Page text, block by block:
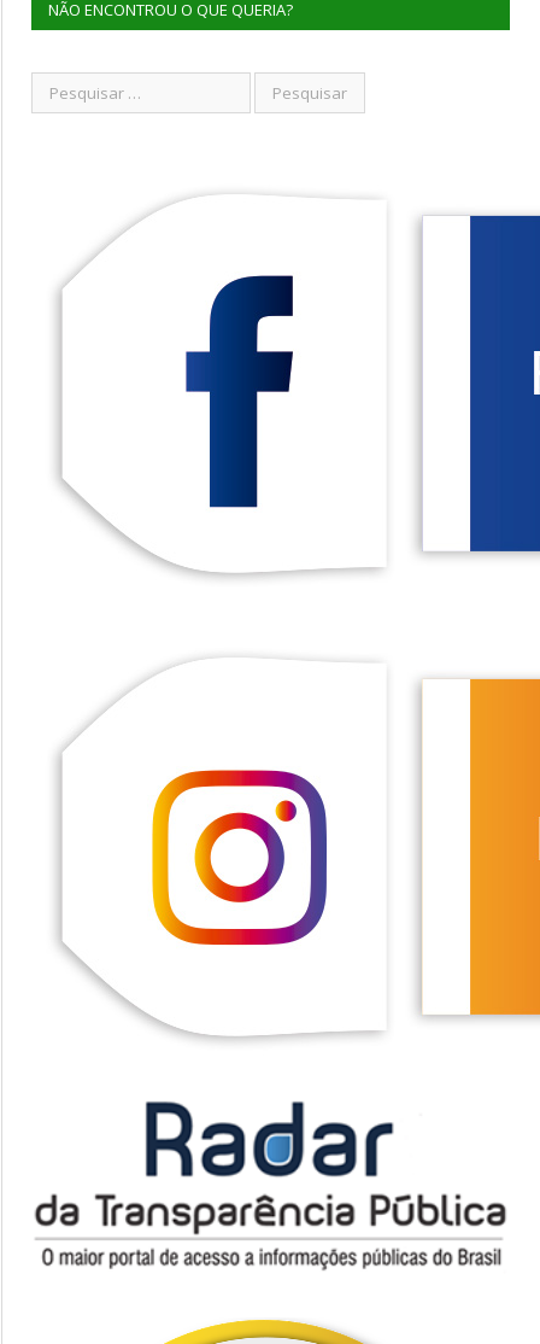
NÃO ENCONTROU O QUE QUERIA?